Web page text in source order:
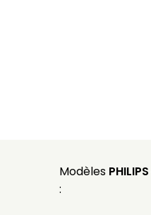
Modèles PHILIPS
: